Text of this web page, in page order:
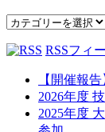
カ
ゴ
RSSフィ
【開催報
2026年度
2025年度